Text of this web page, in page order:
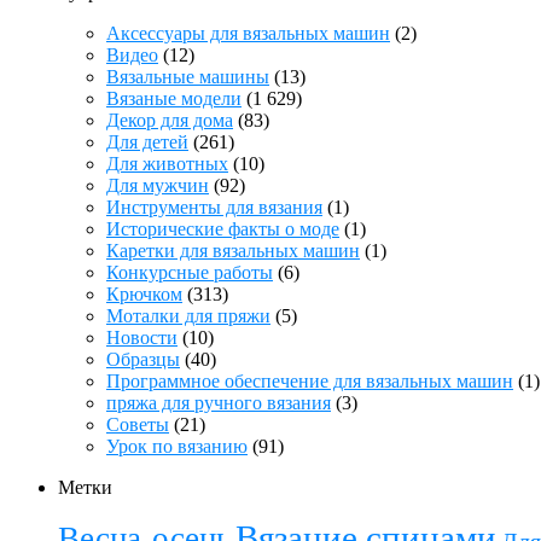
Аксессуары для вязальных машин (2)
Видео (12)
Вязальные машины (13)
Вязаные модели (1 629)
Декор для дома (83)
Для детей (261)
Для животных (10)
Для мужчин (92)
Инструменты для вязания (1)
Исторические факты о моде (1)
Каретки для вязальных машин (1)
Конкурсные работы (6)
Крючком (313)
Моталки для пряжи (5)
Новости (10)
Образцы (40)
Программное обеспечение для вязальных машин (1)
пряжа для ручного вязания (3)
Советы (21)
Урок по вязанию (91)
Метки